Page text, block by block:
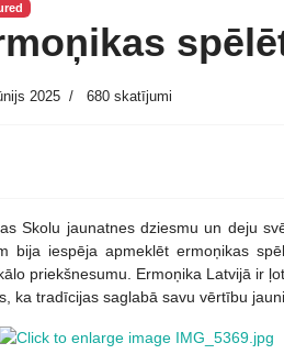
2025 680 skatījumi
Skolu jaunatnes dziesmu un deju
bija iespēja apmeklēt ermoņikas
priekšnesumu. Ermoņika Latvijā ir
ka tradīcijas saglabā savu vērtību